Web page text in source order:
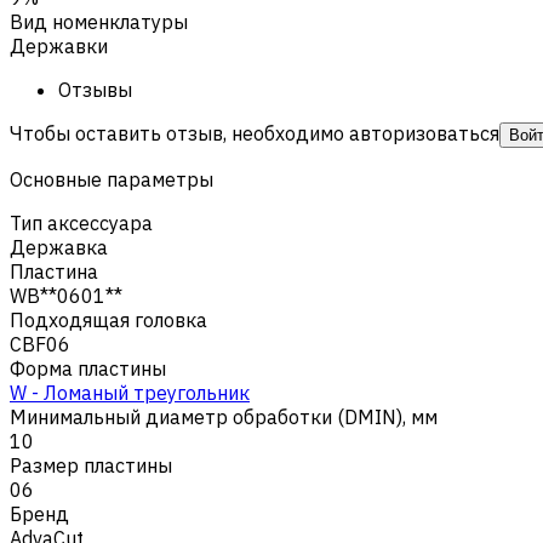
Вид номенклатуры
Державки
Отзывы
Чтобы оставить отзыв, необходимо авторизоваться
Основные параметры
Тип аксессуара
Державка
Пластина
WB**0601**
Подходящая головка
CBF06
Форма пластины
W - Ломаный треугольник
Минимальный диаметр обработки (DMIN), мм
10
Размер пластины
06
Бренд
AdvaCut